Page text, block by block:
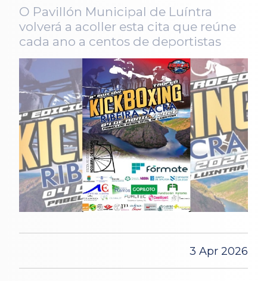
O Pavillón Municipal de Luíntra
volverá a acoller esta cita que reúne
cada ano a centos de deportistas
3 Apr 2026